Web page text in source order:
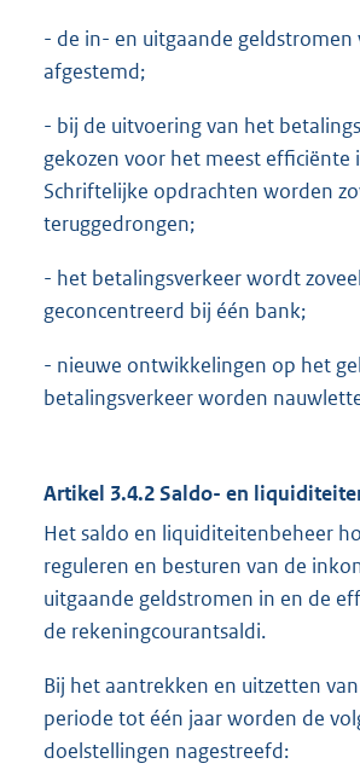
- de in- en uitgaande
afgestemd;
- bij de uitvoering van het
gekozen voor het meest efficiënte
Schriftelijke opdrachten worden
teruggedrongen;
- het betalingsverkeer wordt
geconcentreerd bij één bank;
- nieuwe ontwikkelingen op het
betalingsverkeer worden
Artikel 3.4.2 Saldo- en
Het saldo en liquiditeitenbeheer
reguleren en besturen van de
uitgaande geldstromen in en de
de rekeningcourantsaldi.
Bij het aantrekken en uitzetten
periode tot één jaar worden de
doelstellingen nagestreefd: